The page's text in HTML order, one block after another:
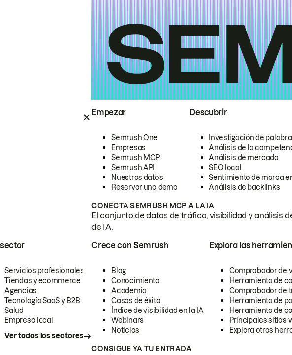
Empezar
Semrush One
Empresas
Semrush MCP
Semrush API
Nuestros datos
Reservar una demo
Descubrir
Investigación de
Análisis de la
Análisis de mercado
SEO local
Sentimiento de marca
Análisis de backlinks
CONECTA SEMRUSH MCP A LA IA
El conjunto de datos de tráfico, visibilidad y análisis
de IA.
sector
Servicios profesionales
Tiendas y ecommerce
Agencias
Tecnología SaaS y B2B
Salud
Empresa local
Ver todos los sectores
Crece con Semrush
Blog
Conocimiento
Academia
Casos de éxito
Índice de visibilidad en la IA
Webinars
Noticias
Explora las
Comprobador de
Herramienta de
Comprobador de
Herramienta de
Herramienta de
Principales sitios
Explora otras
CONSIGUE YA TU ENTRADA